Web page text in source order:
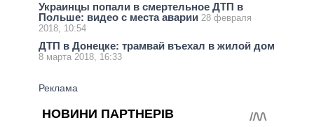
Украинцы попали в смертельное ДТП в
Польше: видео с места аварии 28 февраля
2018, 10:54
ДТП в Донецке: трамвай въехал в жилой дом
8 марта 2018, 16:33